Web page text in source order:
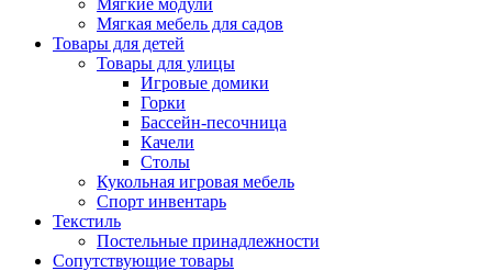
Мягкие модули
Мягкая мебель для садов
Товары для детей
Товары для улицы
Игровые домики
Горки
Бассейн-песочница
Качели
Столы
Кукольная игровая мебель
Спорт инвентарь
Текстиль
Постельные принадлежности
Сопутствующие товары